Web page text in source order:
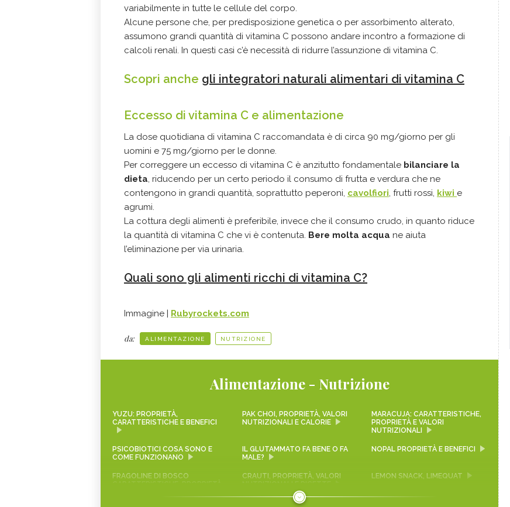
variabilmente in tutte le cellule del corpo.
Alcune persone che, per predisposizione genetica o per assorbimento alterato,
assumono grandi quantità di vitamina C possono andare incontro a formazione di
calcoli renali. In questi casi c’è necessità di ridurre l’assunzione di vitamina C.
Scopri anche gli integratori naturali alimentari di vitamina C
Eccesso di vitamina C e alimentazione
La dose quotidiana di vitamina C raccomandata è di circa 90 mg/giorno per gli
uomini e 75 mg/giorno per le donne.
Per correggere un eccesso di vitamina C è anzitutto fondamentale bilanciare la
dieta, riducendo per un certo periodo il consumo di frutta e verdura che ne
contengono in grandi quantità, soprattutto peperoni, cavolfiori, frutti rossi, kiwi e
agrumi.
La cottura degli alimenti è preferibile, invece che il consumo crudo, in quanto riduce
la quantità di vitamina C che vi è contenuta. Bere molta acqua ne aiuta
l’eliminazione per via urinaria.
Quali sono gli alimenti ricchi di vitamina C?
Immagine | Rubyrockets.com
da: ALIMENTAZIONE NUTRIZIONE
Alimentazione - Nutrizione
YUZU: PROPRIETÀ,
CARATTERISTICHE E BENEFICI
PAK CHOI, PROPRIETÀ, VALORI
NUTRIZIONALI E CALORIE
MARACUJA: CARATTERISTICHE,
PROPRIETÀ E VALORI
NUTRIZIONALI
PSICOBIOTICI COSA SONO E
COME FUNZIONANO
IL GLUTAMMATO FA BENE O FA
MALE?
NOPAL PROPRIETÀ E BENEFICI
FRAGOLINE DI BOSCO
CARATTERISTICHE, PROPRIETÀ
CRAUTI, PROPRIETÀ, VALORI
NUTRIZIONALI E RICETTE
LEMON SNACK, LIMEQUAT